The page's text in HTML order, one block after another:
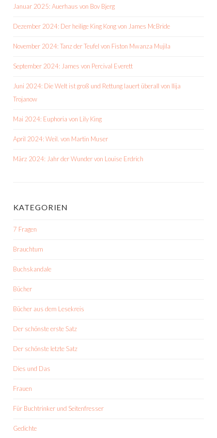
Januar 2025: Auerhaus von Bov Bjerg
Dezember 2024: Der heilige King Kong von James McBride
November 2024: Tanz der Teufel von Fiston Mwanza Mujila
September 2024: James von Percival Everett
Juni 2024: Die Welt ist groß und Rettung lauert überall von Ilija
Trojanow
Mai 2024: Euphoria von Lily King
April 2024: Weil. von Martin Muser
März 2024: Jahr der Wunder von Louise Erdrich
KATEGORIEN
7 Fragen
Brauchtum
Buchskandale
Bücher
Bücher aus dem Lesekreis
Der schönste erste Satz
Der schönste letzte Satz
Dies und Das
Frauen
Für Buchtrinker und Seitenfresser
Gedichte